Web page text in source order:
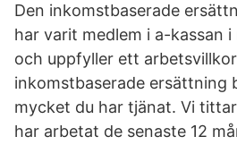
Den inkomstbaserade
har varit medlem i a-kassan
och uppfyller ett
inkomstbaserade ersättning
mycket du har tjänat. Vi
har arbetat de senaste 12